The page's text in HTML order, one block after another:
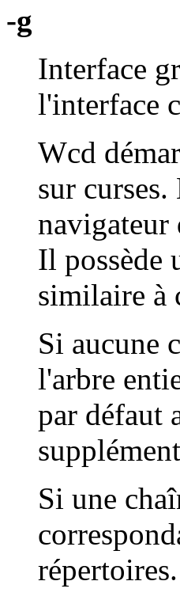
-g
Interface
l'interface
Wcd
sur
navigateur
Il possède
similaire à
Si aucune
l'arbre
par défaut
Si une
répertoires.